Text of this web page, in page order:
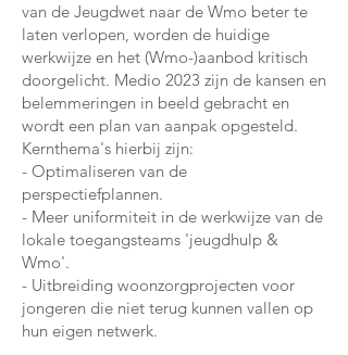
van de Jeugdwet naar de Wmo beter te
laten verlopen, worden de huidige
werkwijze en het (Wmo-)aanbod kritisch
doorgelicht. Medio 2023 zijn de kansen en
belemmeringen in beeld gebracht en
wordt een plan van aanpak opgesteld.
Kernthema's hierbij zijn:
- Optimaliseren van de
perspectiefplannen.
- Meer uniformiteit in de werkwijze van de
lokale toegangsteams 'jeugdhulp &
Wmo'.
- Uitbreiding woonzorgprojecten voor
jongeren die niet terug kunnen vallen op
hun eigen netwerk.